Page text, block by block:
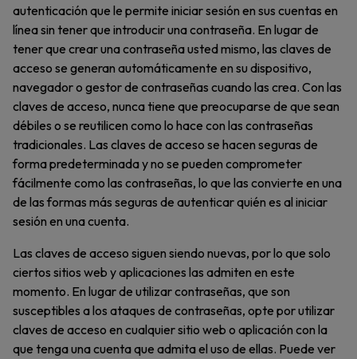
autenticación que le permite iniciar sesión en sus cuentas en
línea sin tener que introducir una contraseña. En lugar de
tener que crear una contraseña usted mismo, las claves de
acceso se generan automáticamente en su dispositivo,
navegador o gestor de contraseñas cuando las crea. Con las
claves de acceso, nunca tiene que preocuparse de que sean
débiles o se reutilicen como lo hace con las contraseñas
tradicionales. Las claves de acceso se hacen seguras de
forma predeterminada y no se pueden comprometer
fácilmente como las contraseñas, lo que las convierte en una
de las formas más seguras de autenticar quién es al iniciar
sesión en una cuenta.
Las claves de acceso siguen siendo nuevas, por lo que solo
ciertos sitios web y aplicaciones las admiten en este
momento. En lugar de utilizar contraseñas, que son
susceptibles a los ataques de contraseñas, opte por utilizar
claves de acceso en cualquier sitio web o aplicación con la
que tenga una cuenta que admita el uso de ellas. Puede ver